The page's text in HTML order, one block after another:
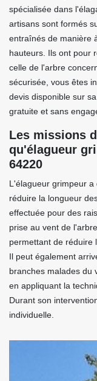
spécialisée dans
artisans sont formés
entraînés de manière
hauteurs. Ils ont pour
celle de l'arbre
sécurisée, vous êtes
devis disponible sur
gratuite et sans
Les missions
qu'élagueur
64220
L'élagueur grimpeur
réduire la longueur
effectuée pour des
prise au vent de
permettant de réduire
Il peut également
branches malades du
en appliquant la
Durant son
individuelle.